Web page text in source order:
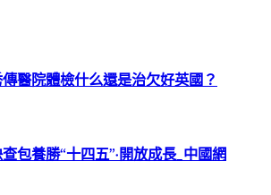
醫院體檢什么還是治欠好英國？
包養勝“十四五”·開放成長_中國網